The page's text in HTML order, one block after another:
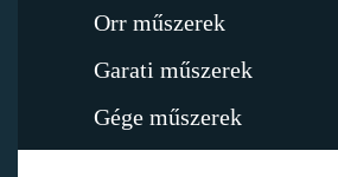
Orr műszerek
Garati műszerek
Gége műszerek